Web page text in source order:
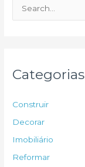
e
p
o
Categorias
Construir
Decorar
Imobiliário
Reformar